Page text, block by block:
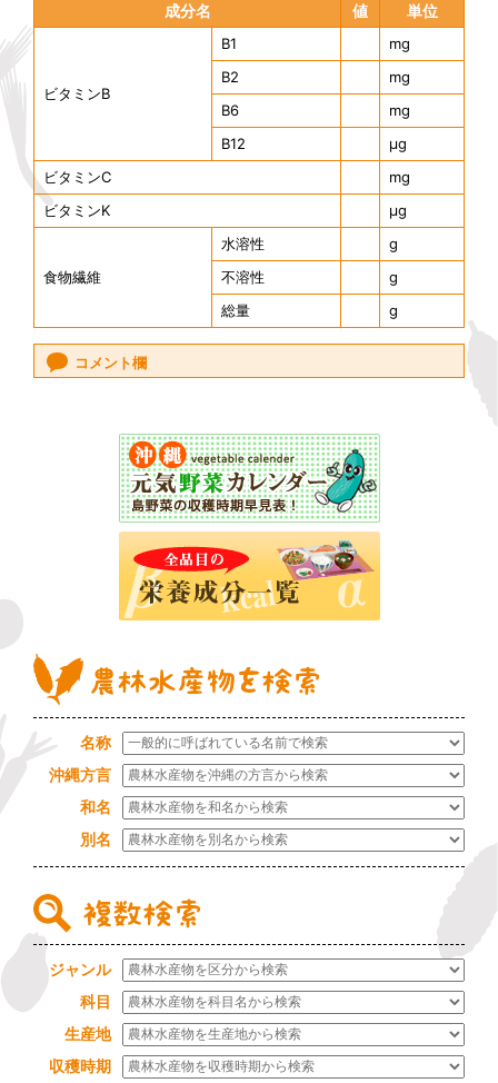
成分名 値 単位
ビタミンB
B1
mg
B2
mg
B6
mg
B12
μg
ビタミンC
mg
ビタミンK
μg
食物繊維
水溶性
g
不溶性
g
総量
g
コメント欄
名称
沖縄方言
和名
別名
ジャンル
科目
生産地
収穫時期